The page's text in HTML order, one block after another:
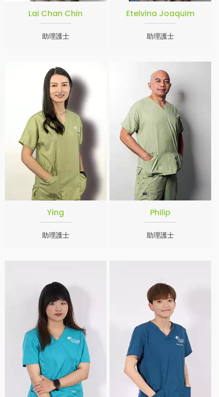
Lai Chan Chin
助理護士
Etelvina Joaquim
助理護士
Ying
助理護士
Philip
助理護士